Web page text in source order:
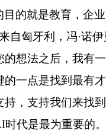
目的就是教育，企
自匈牙利，冯·诺
的想法之后，我有
的一点是找到最有
持，支持我们来找
时代是最为重要的。